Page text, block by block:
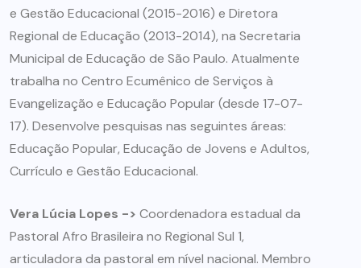
e Gestão Educacional (2015-2016) e Diretora
Regional de Educação (2013-2014), na Secretaria
Municipal de Educação de São Paulo. Atualmente
trabalha no Centro Ecumênico de Serviços à
Evangelização e Educação Popular (desde 17-07-
17). Desenvolve pesquisas nas seguintes áreas:
Educação Popular, Educação de Jovens e Adultos,
Currículo e Gestão Educacional.
Vera Lúcia Lopes -> Coordenadora estadual da
Pastoral Afro Brasileira no Regional Sul 1,
articuladora da pastoral em nível nacional. Membro